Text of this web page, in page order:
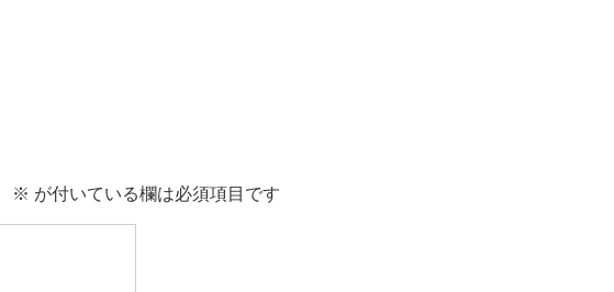
※ が付いている欄は必須項目です